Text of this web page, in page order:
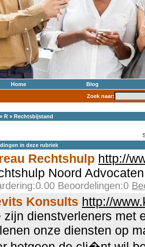
Home
Blog
Zoek naar:
» R » Rechtsbijstand
in deze rubriek
Rechtshulp http://
Noord Advocaten
Beoordelingen:0
Konsults http://
zijn dienstverleners met
onze diensten op